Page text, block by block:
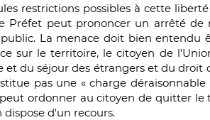
restrictions possibles à cette
Préfet peut prononcer un arrêté
La menace doit bien entendu
sur le territoire, le citoyen de
et du séjour des étrangers et du droit
pas une « charge
ordonner au citoyen de quitter le
dispose d'un recours.